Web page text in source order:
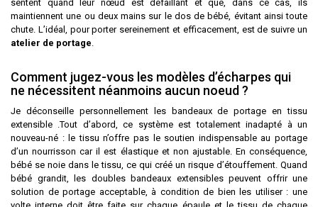
sentent quand leur nœud est défaillant et que, dans ce cas, ils
maintiennent une ou deux mains sur le dos de bébé, évitant ainsi toute
chute. L’idéal, pour porter sereinement et efficacement, est de suivre un
atelier de portage.
Comment jugez-vous les modèles d’écharpes qui
ne nécessitent néanmoins aucun noeud ?
Je déconseille personnellement les bandeaux de portage en tissu
extensible .Tout d’abord, ce système est totalement inadapté à un
nouveau-né : le tissu n’offre pas le soutien indispensable au portage
d’un nourrisson car il est élastique et non ajustable. En conséquence,
bébé se noie dans le tissu, ce qui créé un risque d’étouffement. Quand
bébé grandit, les doubles bandeaux extensibles peuvent offrir une
solution de portage acceptable, à condition de bien les utiliser : une